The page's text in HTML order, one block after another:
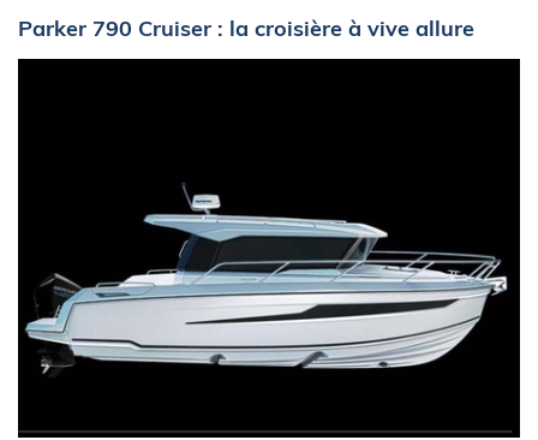
Parker 790 Cruiser : la croisière à vive allure